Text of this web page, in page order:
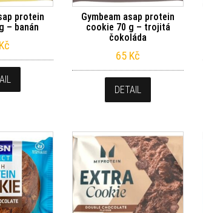
protein
– banán
Kč
Gymbeam asap protein
cookie 70 g – trojitá
čokoláda
65 Kč
DETAIL